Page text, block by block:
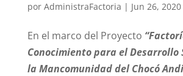
por AdministraFactoria | Jun 26, 2020
En el marco del Proyecto
Conocimiento para el Desarrollo
la Mancomunidad del Chocó